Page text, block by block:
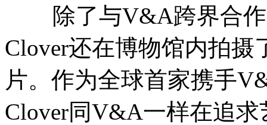
除了与V&A跨界合作“
Clover还在博物馆内拍摄
片。作为全球首家携手
Clover同V&A一样在追